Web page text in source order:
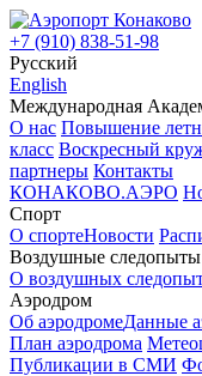
+7 (910) 838-51-98
Русский
English
Международная
О нас Повышение
класс Воскресный
партнеры Контакты
КОНАКОВО.АЭРО
Спорт
О спортеНовости
Воздушные следопыты
О воздушных
Аэродром
Об аэродромеДанные
План аэродрома
Публикации в СМИ